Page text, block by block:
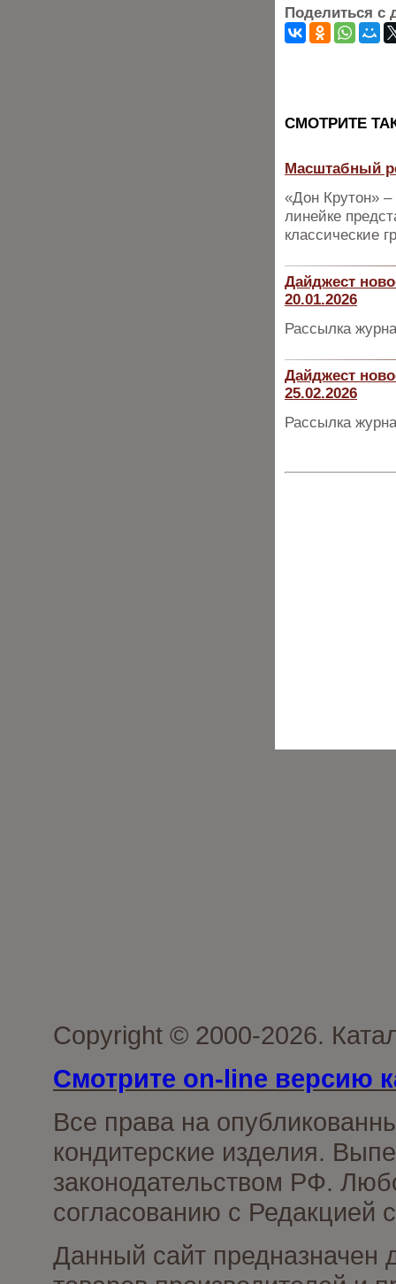
Поделиться с
CМОТРИТЕ
Масштабный
«Дон Крутон» –
линейке
классические
Дайджест
20.01.2026
Рассылка
Дайджест
25.02.2026
Рассылка
Copyright © 2000-2026.
Смотрите on-line версию
Все права на
кондитерские изделия.
законодательством РФ.
согласованию с Редакцией
Данный сайт предназначен